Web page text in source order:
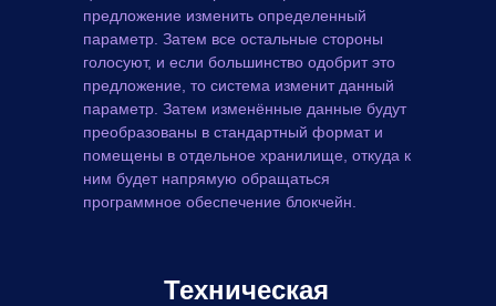
предложение изменить определенный
параметр. Затем все остальные стороны
голосуют, и ес­ли большинство одобрит это
предложение, то система изменит данный
параметр. Затем изменённые данные будут
преобразованы в стандартный формат и
помещены в отдельное хранилище, откуда к
ним будет напрямую обращаться
программное обеспечение блокчейн.
Техническая